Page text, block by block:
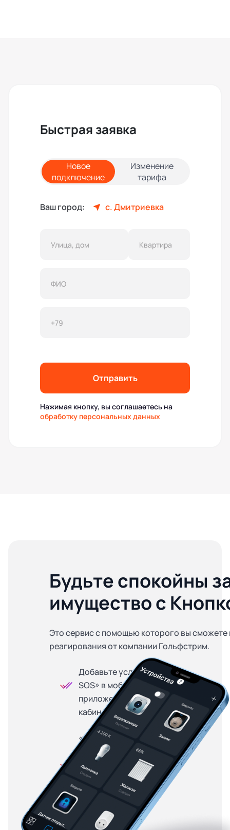
Быстрая заявка
Новое
подключение
Изменение
тарифа
Ваш город: с. Дмитриевка
Отправить
Нажимая кнопку, вы соглашаетесь на
обработку персональных данных
Будьте спокойны
имущество с
Это сервис с помощью которого вы сможете
реагирования от компании Гольфстрим.
Добавьте услугу «Кнопка
SOS» в мобильном
приложении или личном
кабинете
«Кнопка SOS» доступна
на особых условиях для
абонентов, купивших
оборудование в
рассрочку — от 299